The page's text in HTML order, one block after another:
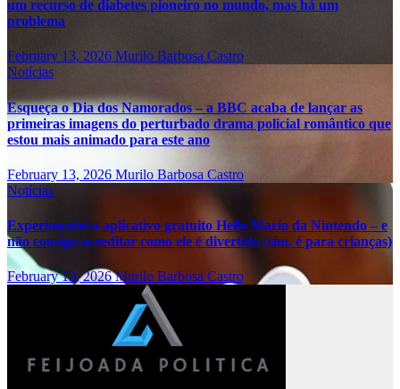
um recurso de diabetes pioneiro no mundo, mas há um
problema
February 13, 2026 Murilo Barbosa Castro
Notícias
Esqueça o Dia dos Namorados – a BBC acaba de lançar as
primeiras imagens do perturbado drama policial romântico que
estou mais animado para este ano
February 13, 2026 Murilo Barbosa Castro
Notícias
Experimentei o aplicativo gratuito Hello Mario da Nintendo – e
não consigo acreditar como ele é divertido (sim, é para crianças)
February 13, 2026Murilo Barbosa Castro